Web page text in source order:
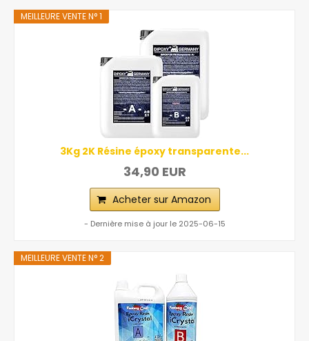
MEILLEURE VENTE N° 1
3Kg 2K Résine époxy transparente...
34,90 EUR
Acheter sur Amazon
- Dernière mise à jour le 2025-06-15
MEILLEURE VENTE N° 2